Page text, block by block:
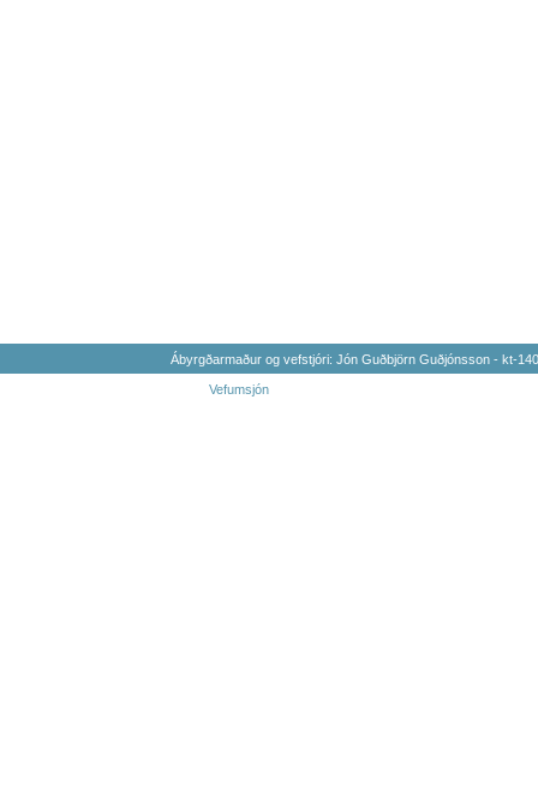
Ábyrgðarmaður og vefstjóri: Jón Guðbjörn Guðjónsson - kt-
Vefumsjón